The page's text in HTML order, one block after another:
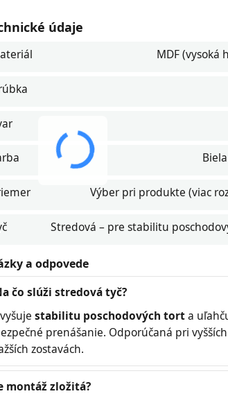
údaje
MDF (vysoká
Výber pri produkte (viac
Stredová – pre stabilitu
a odpovede
čo slúži stredová tyč?
stabilitu poschodových torta
prenášanie. Odporúčaná pri
zostavách.
montáž zložitá?